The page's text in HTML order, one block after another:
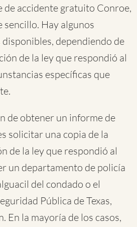
accidente gratuito Conroe,
sencillo. Hay algunos
dependiendo de
de la ley que respondió al
específicas que
de obtener un informe de
solicitar una copia de la
de la ley que respondió al
un departamento de policía
del condado o el
Pública de Texas,
En la mayoría de los casos,